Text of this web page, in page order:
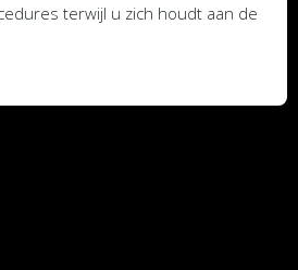
terwijl u zich houdt aan de